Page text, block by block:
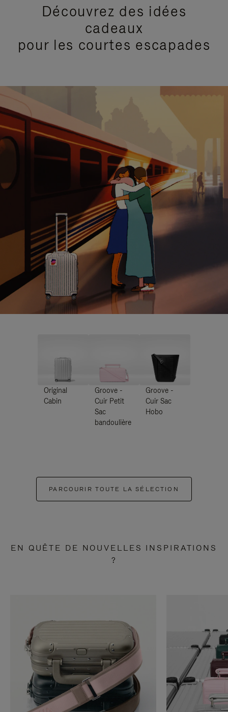
Découvrez des idées
cadeaux
pour les courtes escapades
Original
Cabin
Groove -
Cuir Petit
Sac
bandoulière
Groove -
Cuir Sac
Hobo
PARCOURIR TOUTE LA SÉLECTION
EN QUÊTE DE NOUVELLES INSPIRATIONS
?